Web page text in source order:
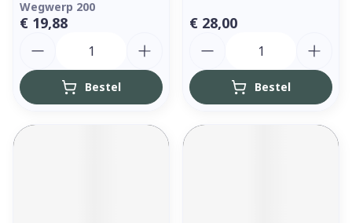
Wegwerp 200
€ 19,88
Bestel
€ 28,00
Bestel